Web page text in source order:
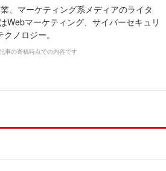
、マーケティング系メディアのライタ
Webマーケティング、サイバーセキュリ
ノロジー。
事の寄稿時点での内容です